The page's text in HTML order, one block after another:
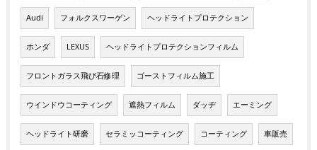
Audi フォルクスワーゲン ヘッドライトプロテクション
ホンダ LEXUS ヘッドライトプロテクションフィルム
フロントガラス飛び石修理 ゴーストフィルム施工
ウインドウコーティング 遮熱フィルム ダッヂ エーミング
ヘッドライト研磨 セラミッコーティング コーティング 車販売